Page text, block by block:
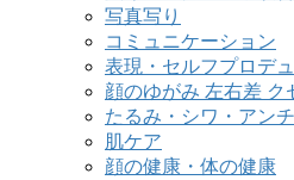
写真写り
コミュニケーション
表現・セルフプロデ
顔のゆがみ 左右差 ク
たるみ・シワ・アン
肌ケア
顔の健康・体の健康